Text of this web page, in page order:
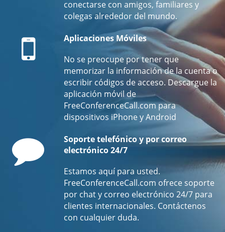
conectarse con amigos, familiares y
colegas alrededor del mundo.
Mobile
Aplicaciones Móviles
No se preocupe por tener que
memorizar la información de la cuenta o
escribir códigos de acceso. Descargue la
aplicación móvil de
FreeConferenceCall.com para
dispositivos iPhone y Android
Comment
Soporte telefónico y por correo
electrónico 24/7
Estamos aquí para usted.
FreeConferenceCall.com ofrece soporte
por chat y correo electrónico 24/7 para
clientes internacionales. Contáctenos
con cualquier duda.